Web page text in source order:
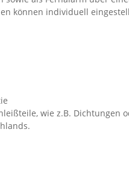
können individuell
wie z.B. Dichtungen